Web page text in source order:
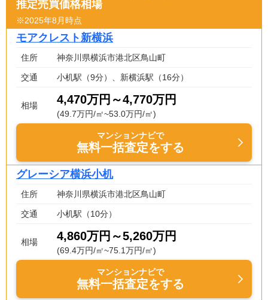
推定売買価格相場
※2025年8月時点
モアクレスト新横浜
住所 神奈川県横浜市港北区鳥山町
交通 小机駅（9分）、新横浜駅（16分）
相場 4,470万円～4,770万円
(49.7万円/㎡~53.0万円/㎡)
マンションナビで
無料一括査定をする
グレーシア横浜小机
住所 神奈川県横浜市港北区鳥山町
交通 小机駅（10分）
相場 4,860万円～5,260万円
(69.4万円/㎡~75.1万円/㎡)
マンションナビで
無料一括査定をする